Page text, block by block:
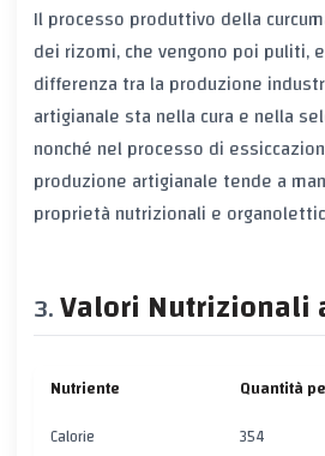
Il processo produttivo della
dei rizomi, che vengono poi puliti,
differenza tra la produzione
artigianale sta nella cura e nella
nonché nel processo di
produzione artigianale tende a
proprietà nutrizionali e
Valori Nutrizionali
Nutriente
Quantità
Calorie
354